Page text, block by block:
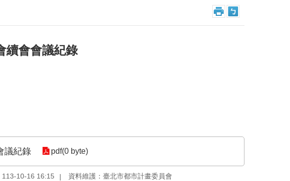
續會會議紀錄
議紀錄 pdf(0 byte)
113-10-16 16:15 資料維護：臺北市都市計畫委員會